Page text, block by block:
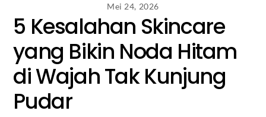
Mei 24, 2026
5 Kesalahan Skincare
yang Bikin Noda Hitam
di Wajah Tak Kunjung
Pudar